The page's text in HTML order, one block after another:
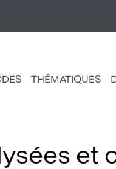
THÉMATIQUES
et